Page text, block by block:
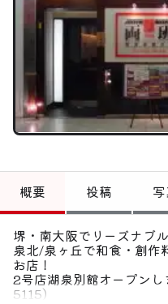
会員登録
お知らせ
トップ
偏愛コミュニティ
投稿
偏愛記事
概要 投稿
堺・南大阪でリーズナブ
泉北/泉ヶ丘で和食・創作
お店！
2号店湖泉別館オープン
5115）